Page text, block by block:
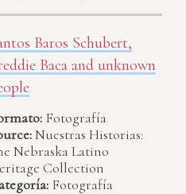
Baros Schubert,
Baca and unknown
Fotografía
Nuestras Historias:
Nebraska Latino
Collection
Fotografía